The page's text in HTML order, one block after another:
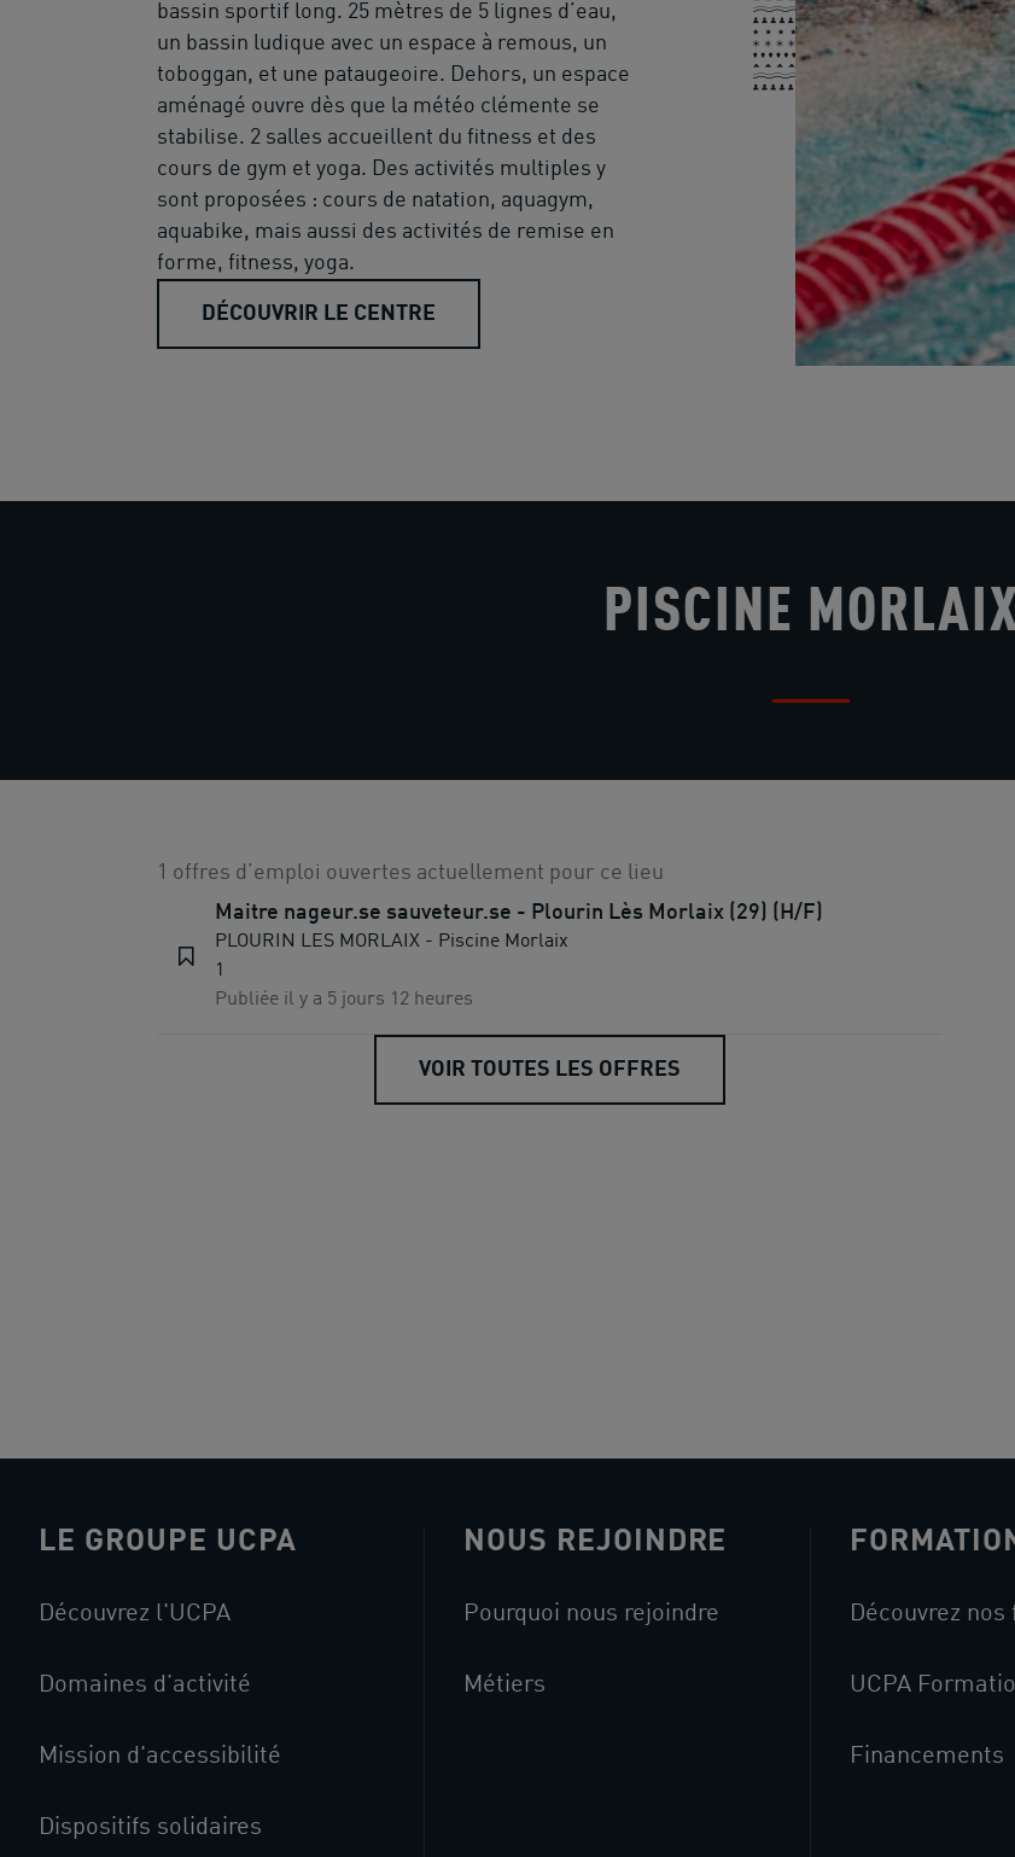
bassin sportif long. 25 mètres de 5 lignes d’eau,
un bassin ludique avec un espace à remous, un
toboggan, et une pataugeoire. Dehors, un espace
aménagé ouvre dès que la météo clémente se
stabilise. 2 salles accueillent du fitness et des
cours de gym et yoga. Des activités multiples y
sont proposées : cours de natation, aquagym,
aquabike, mais aussi des activités de remise en
forme, fitness, yoga.
DÉCOUVRIR LE CENTRE
PISCINE
1 offres d’emploi ouvertes actuellement pour ce lieu
Maitre nageur.se sauveteur.se - Plourin Lès Morlaix (29) (H/F)
PLOURIN LES MORLAIX - Piscine Morlaix
1
Publiée il y a 5 jours 12 heures
VOIR TOUTES LES OFFRES
LE GROUPE UCPA
Découvrez l'UCPA
Domaines d’activité
Mission d'accessibilité
Dispositifs solidaires
NOUS REJOINDRE
Pourquoi nous rejoindre
Métiers
Découvrez
UCPA
Financements